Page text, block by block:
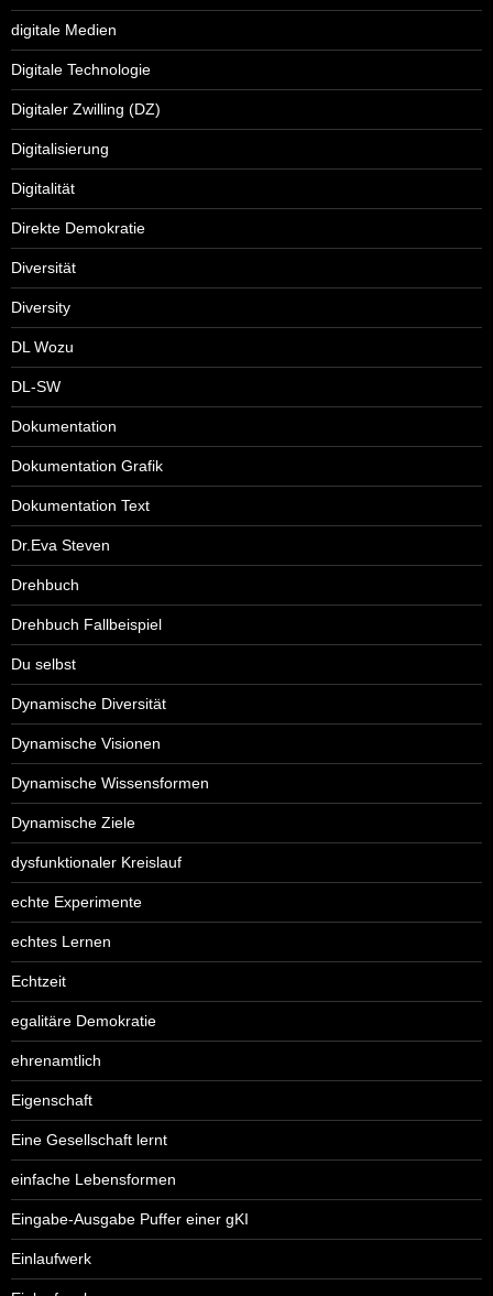
digitale Medien
Digitale Technologie
Digitaler Zwilling (DZ)
Digitalisierung
Digitalität
Direkte Demokratie
Diversität
Diversity
DL Wozu
DL-SW
Dokumentation
Dokumentation Grafik
Dokumentation Text
Dr.Eva Steven
Drehbuch
Drehbuch Fallbeispiel
Du selbst
Dynamische Diversität
Dynamische Visionen
Dynamische Wissensformen
Dynamische Ziele
dysfunktionaler Kreislauf
echte Experimente
echtes Lernen
Echtzeit
egalitäre Demokratie
ehrenamtlich
Eigenschaft
Eine Gesellschaft lernt
einfache Lebensformen
Eingabe-Ausgabe Puffer einer gKI
Einlaufwerk